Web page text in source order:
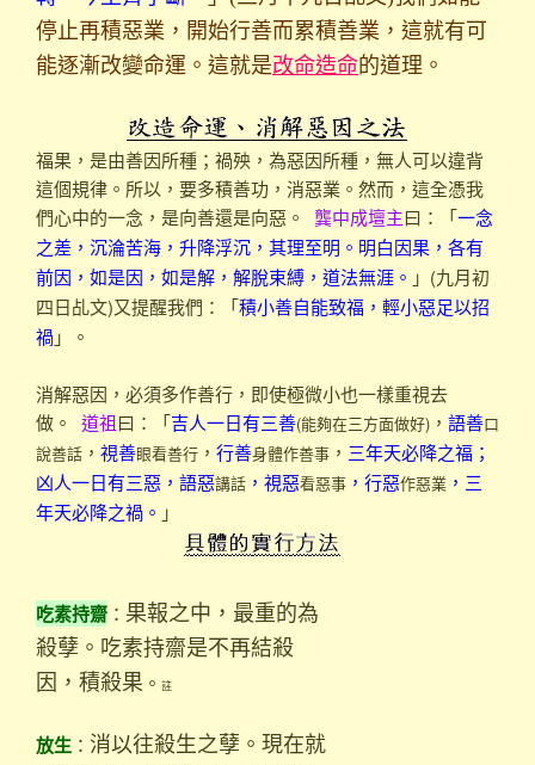
停止再積惡業，開始行善而累積善業，這就有可
能逐漸改變命運。這就是改命造命的道理。
福果，是由善因所種；禍殃，為惡因所種，無人可以違背
這個規律。所以，要多積善功，消惡業。然而，這全憑我
們心中的一念，是向善還是向惡。 龔中成壇主曰：「一念
之差，沉淪苦海，升降浮沉，其理至明。明白因果，各有
前因，如是因，如是解，解脫束縛，道法無涯。 」(九月初
四日乩文)又提醒我們：「積小善自能致福，輕小惡足以招
禍 」。
消解惡因，必須多作善行，即使極微小也一樣重視去
做。 道祖曰：「吉人一日有三善(能夠在三方面做好) ， 語善口
說善話 ， 視善眼看善行 ， 行善身體作善事 ， 三年天必降之福；
凶人一日有三惡，語惡講話 ，視惡看惡事 ，行惡作惡業 ，三
年天必降之禍。 」
吃素持齋 ： 果報之中，最重的為
殺孽。吃素持齋是不再結殺
因，積殺果 。 註
放生 ： 消以往殺生之孽。現在就